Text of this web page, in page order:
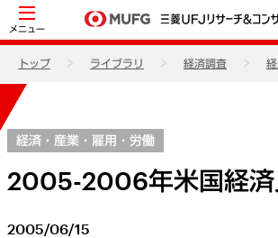
メニュー
トップ ライブラリ 経済調査
経済・産業・雇用・労働
2005-2006年米国経済
2005/06/15